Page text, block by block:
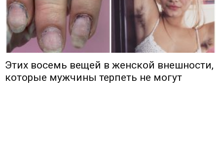
Этих восемь вещей в женской внешности,
которые мужчины терпеть не могут